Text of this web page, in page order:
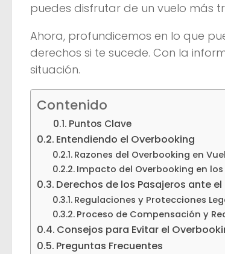
puedes disfrutar de un vuelo más
Ahora, profundicemos en lo que
derechos si te sucede. Con la
situación.
Contenido
Puntos Clave
Entendiendo el Overbooking
Razones del Overbooking en
Impacto del Overbooking en los
Derechos de los Pasajeros ante
Regulaciones y Protecciones
Proceso de Compensación y
Consejos para Evitar el
Preguntas Frecuentes